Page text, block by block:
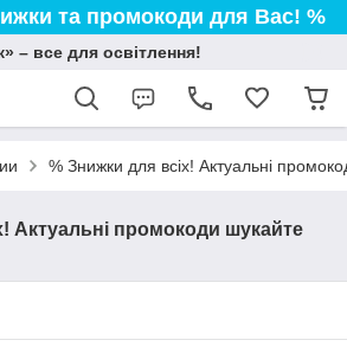
та промокоди для Вас! %
– все для освітлення!
% Знижки для всіх! Актуальні
Актуальні промокоди шукайте